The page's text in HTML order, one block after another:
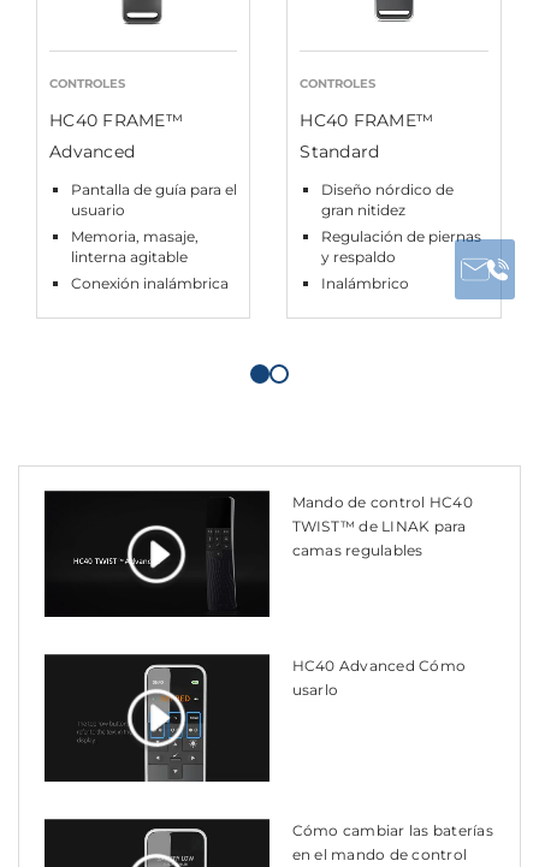
CONTROLES
HC40 FRAME™
Advanced
Pantalla de guía para el
usuario
Memoria, masaje,
linterna agitable
Conexión inalámbrica
CONTROLES
HC40 FRAME™
Standard
Diseño nórdico de
gran nitidez
Regulación de piernas
y respaldo
Inalámbrico
Mando de control HC40
TWIST™ de LINAK para
camas regulables
HC40 Advanced Cómo
usarlo
Cómo cambiar las baterías
en el mando de control